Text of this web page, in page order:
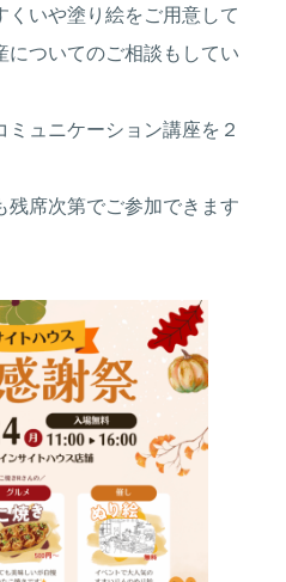
くいや塗り絵をご用意して
についてのご相談もしてい
ミュニケーション講座を２
残席次第でご参加できます